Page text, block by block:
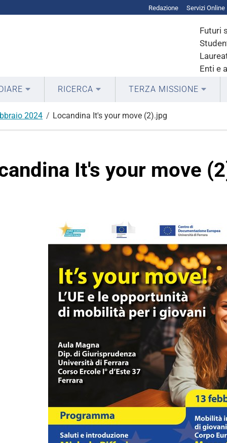
Redazione Servizi Online
Futuri
Enti e
RICERCA TERZA MISSIONE
2024 Locandina It's your move (2).jpg
It's your move